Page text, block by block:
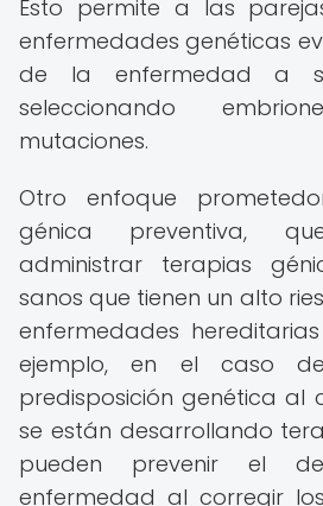
Esto permite a las
enfermedades genéticas
de la enfermedad a
seleccionando
mutaciones.
Otro enfoque
génica preventiva,
administrar terapias
sanos que tienen un alto
enfermedades
ejemplo, en el caso
predisposición genética al
se están desarrollando
pueden prevenir el
enfermedad al corregir